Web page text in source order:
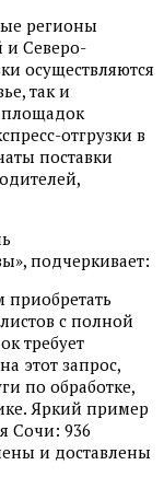
регионы
Северо-
осуществляются
так и
площадок
отгрузки в
поставки
подчеркивает:
с полной
требует
этот запрос,
по обработке,
Яркий пример
Сочи: 936
и доставлены